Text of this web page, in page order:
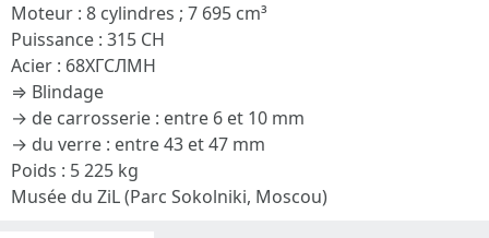
Moteur : 8 cylindres ; 7 695 cm³
Puissance : 315 CH
Acier : 68ХГСЛМН
⇒ Blindage
→ de carrosserie : entre 6 et 10 mm
→ du verre : entre 43 et 47 mm
Poids : 5 225 kg
Musée du ZiL (Parc Sokolniki, Moscou)